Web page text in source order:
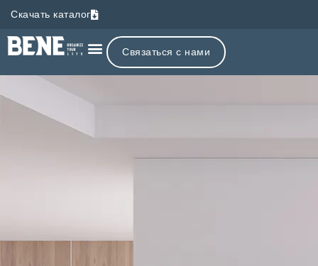
Скачать каталог
Связаться с нами